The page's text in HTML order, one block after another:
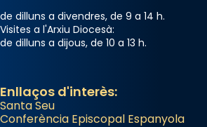
de dilluns a divendres, de 9 a 14 h.
Visites a l'Arxiu Diocesà:
de dilluns a dijous, de 10 a 13 h.
Enllaços d'interès:
Santa Seu
Conferència Episcopal Espanyola